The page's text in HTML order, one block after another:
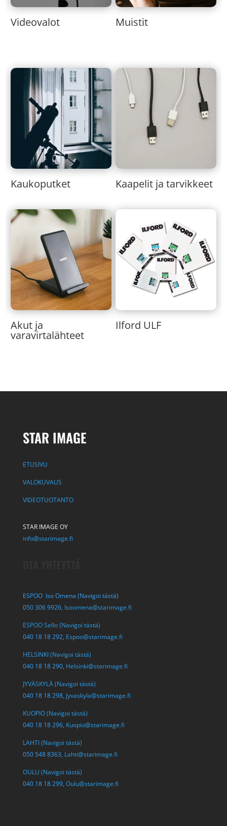
Videovalot Muistit
Kaukoputket Kaapelit ja tarvikkeet
Akut ja
varavirtalähteet
Ilford ULF
STAR IMAGE
ETUSIVU
VALOKUVAUS
VIDEOTUOTANTO
STAR IMAGE OY
info@starimage.fi
ESPOO Iso Omena (Navigoi tästä)
050 306 9926, Isoomena@starimage.fi
ESPOO Sello (Navigoi tästä)
040 18 18 292, Espoo@starimage.fi
HELSINKI (Navigoi tästä)
040 18 18 290, Helsinki@starimage.fi
JYVÄSKYLÄ (Navigoi tästä)
040 18 18 298, Jyvaskyla@starimage.fi
KUOPIO (Navigoi tästä)
040 18 18 296, Kuopio@starimage.fi
LAHTI (Navigoi tästä)
050 548 8363, Lahti@starimage.fi
OULU (Navigoi tästä)
040 18 18 299, Oulu@starimage.fi